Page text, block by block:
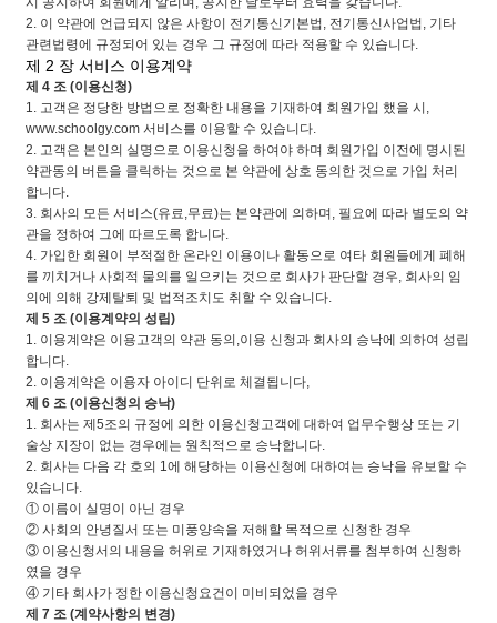
2. 이 약관에 언급되지 않은 사항이 전기통신기본법, 전기통신사업법, 기타
관련법령에 규정되어 있는 경우 그 규정에 따라 적용할 수 있습니다.
제 2 장 서비스 이용계약
제 4 조 (이용신청)
1. 고객은 정당한 방법으로 정확한 내용을 기재하여 회원가입 했을 시,
www.schoolgy.com 서비스를 이용할 수 있습니다.
2. 고객은 본인의 실명으로 이용신청을 하여야 하며 회원가입 이전에 명시된
약관동의 버튼을 클릭하는 것으로 본 약관에 상호 동의한 것으로 가입 처리
합니다.
3. 회사의 모든 서비스(유료,무료)는 본약관에 의하며, 필요에 따라 별도의 약
관을 정하여 그에 따르도록 합니다.
4. 가입한 회원이 부적절한 온라인 이용이나 활동으로 여타 회원들에게 폐해
를 끼치거나 사회적 물의를 일으키는 것으로 회사가 판단할 경우, 회사의 임
의에 의해 강제탈퇴 및 법적조치도 취할 수 있습니다.
제 5 조 (이용계약의 성립)
1. 이용계약은 이용고객의 약관 동의,이용 신청과 회사의 승낙에 의하여 성립
합니다.
2. 이용계약은 이용자 아이디 단위로 체결됩니다,
제 6 조 (이용신청의 승낙)
1. 회사는 제5조의 규정에 의한 이용신청고객에 대하여 업무수행상 또는 기
술상 지장이 없는 경우에는 원칙적으로 승낙합니다.
2. 회사는 다음 각 호의 1에 해당하는 이용신청에 대하여는 승낙을 유보할 수
있습니다.
① 이름이 실명이 아닌 경우
② 사회의 안녕질서 또는 미풍양속을 저해할 목적으로 신청한 경우
③ 이용신청서의 내용을 허위로 기재하였거나 허위서류를 첨부하여 신청하
였을 경우
④ 기타 회사가 정한 이용신청요건이 미비되었을 경우
제 7 조 (계약사항의 변경)